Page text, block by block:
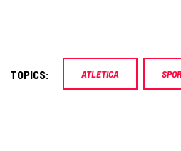
TOPICS: ATLETICA